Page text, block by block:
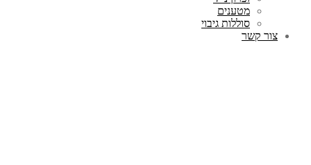
מטענים
סוללות גיבוי
צור קשר